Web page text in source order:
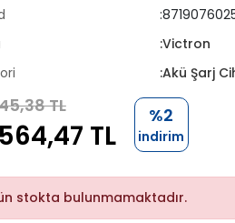
:Victron
:Akü Şarj
TL
TL
%2
indirim
stokta bulunmamaktadır.